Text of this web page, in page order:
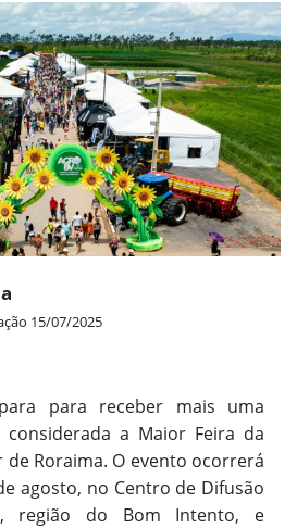
15/07/2025
para receber mais uma
considerada a Maior Feira da
Roraima. O evento ocorrerá
agosto, no Centro de Difusão
região do Bom Intento, e